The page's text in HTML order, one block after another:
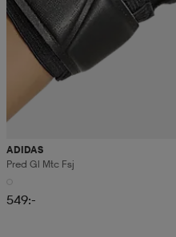
ADIDAS
Pred Gl Mtc Fsj
549:-